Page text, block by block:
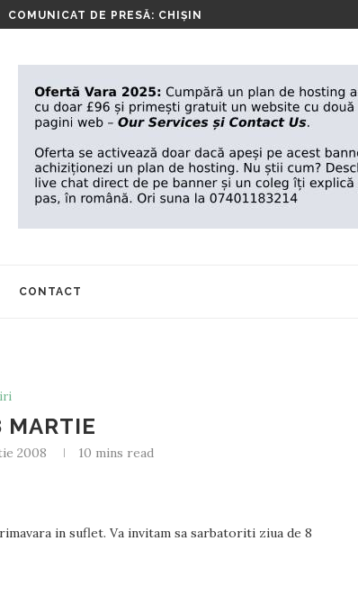
COMUNICAT DE PRESĂ: CHIȘINĂU, 3 OCTOMBRIE 2025
CONTACT
MARTIE
2008 10 mins read
in suflet. Va invitam sa sarbatoriti ziua de 8